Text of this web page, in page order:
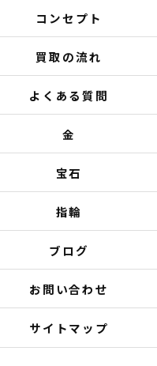
コンセプト
買取の流れ
よくある質問
金
宝石
指輪
ブログ
お問い合わせ
サイトマップ